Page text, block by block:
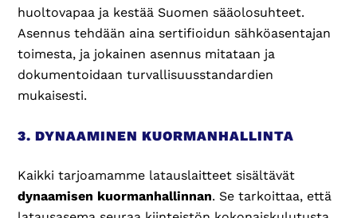
huoltovapaa ja kestää Suomen sääolosuhteet.
Asennus tehdään aina sertifioidun sähköasentajan
toimesta, ja jokainen asennus mitataan ja
dokumentoidaan turvallisuusstandardien
mukaisesti.
3. DYNAAMINEN KUORMANHALLINTA
Kaikki tarjoamamme latauslaitteet sisältävät
dynaamisen kuormanhallinnan. Se tarkoittaa, että